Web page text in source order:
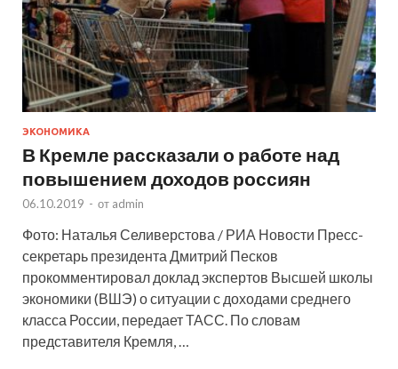
ЭКОНОМИКА
В Кремле рассказали о работе над
повышением доходов россиян
06.10.2019 - от admin
Фото: Наталья Селиверстова / РИА Новости Пресс-
секретарь президента Дмитрий Песков
прокомментировал доклад экспертов Высшей школы
экономики (ВШЭ) о ситуации с доходами среднего
класса России, передает ТАСС. По словам
представителя Кремля, …